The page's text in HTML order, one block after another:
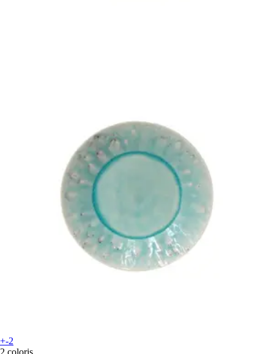
+-2
2 coloris